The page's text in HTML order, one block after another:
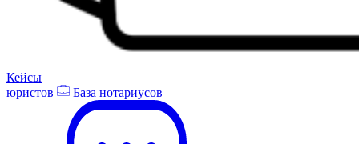
Кейсы
юристов
База нотариусов